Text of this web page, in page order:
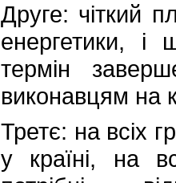
Друге: чіткий
енергетики, і
термін
виконавцям на
Третє: на всіх
у країні, на